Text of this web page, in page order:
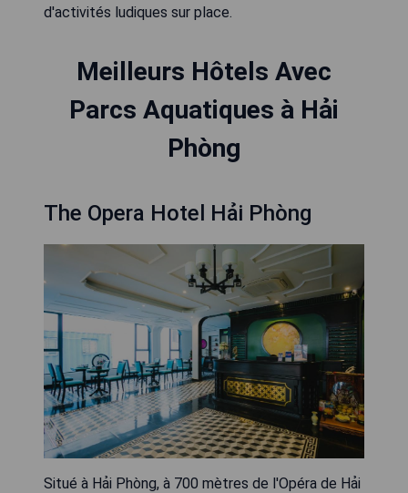
d'activités ludiques sur place.
Meilleurs Hôtels Avec
Parcs Aquatiques à Hải
Phòng
The Opera Hotel Hải Phòng
Situé à Hải Phòng, à 700 mètres de l'Opéra de Hải